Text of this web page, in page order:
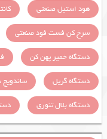
هود استیل صنعتی
سرخ کن فست فود صنعتی
دستگاه خمیر پهن کن
دستگاه گریل
ساندویچ
دستگاه بلال تنوری